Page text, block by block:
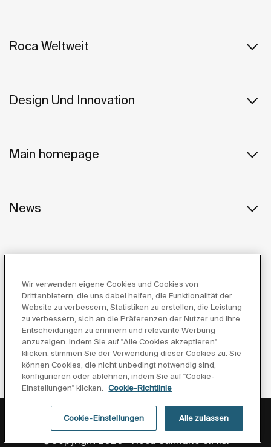
Roca Weltweit
Design Und Innovation
Main homepage
News
Lieferanten
Folgen Sie uns
Datenschutzerklärung Rechtliche Hinweise
Cookie-richtlinie
©Copyright 2026 - Roca Sanitario S.A.U.
Wir verwenden eigene Cookies und Cookies von
Drittanbietern, die uns dabei helfen, die Funktionalität der
Website zu verbessern, Statistiken zu erstellen, die Leistung
zu verbessern, sich an die Präferenzen der Nutzer und ihre
Entscheidungen zu erinnern und relevante Werbung
anzuzeigen. Indem Sie auf "Alle Cookies akzeptieren"
klicken, stimmen Sie der Verwendung dieser Cookies zu. Sie
können Cookies, die nicht unbedingt notwendig sind,
konfigurieren oder ablehnen, indem Sie auf "Cookie-
Einstellungen" klicken.
Cookie-Richtlinie
Cookie-Einstellungen Alle zulassen